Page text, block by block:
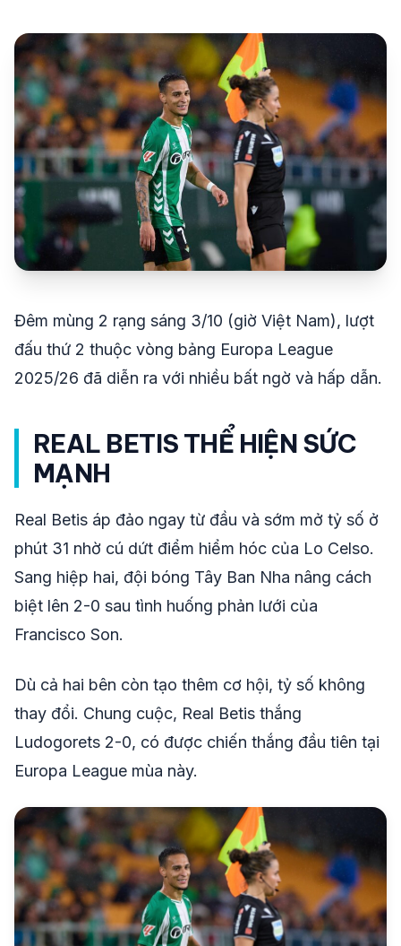
Đêm mùng 2 rạng sáng 3/10 (giờ Việt Nam), lượt
đấu thứ 2 thuộc vòng bảng Europa League
2025/26 đã diễn ra với nhiều bất ngờ và hấp dẫn.
REAL BETIS THỂ HIỆN SỨC
MẠNH
Real Betis áp đảo ngay từ đầu và sớm mở tỷ số ở
phút 31 nhờ cú dứt điểm hiểm hóc của Lo Celso.
Sang hiệp hai, đội bóng Tây Ban Nha nâng cách
biệt lên 2-0 sau tình huống phản lưới của
Francisco Son.
Dù cả hai bên còn tạo thêm cơ hội, tỷ số không
thay đổi. Chung cuộc, Real Betis thắng
Ludogorets 2-0, có được chiến thắng đầu tiên tại
Europa League mùa này.